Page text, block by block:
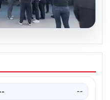
operasyon. 12
--